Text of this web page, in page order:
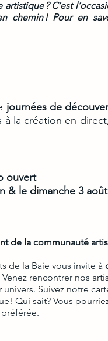
? C’est
! Pour en
journées de
à la création en
ouvert
& le dimanche 3
de la communauté
de la Baie vous invite à
Venez rencontrer nos
Suivez notre
Qui sait? Vous